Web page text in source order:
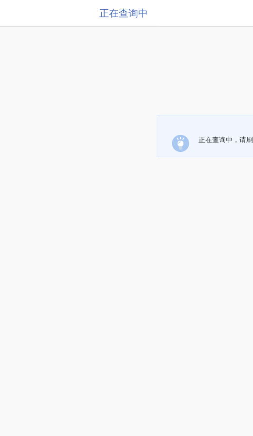
正在查询中
正在查询中，请